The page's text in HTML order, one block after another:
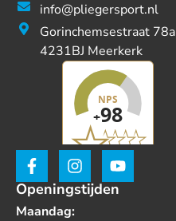
info@pliegersport.nl
Gorinchemsestraat 78a
4231BJ Meerkerk
Openingstijden
Maandag: